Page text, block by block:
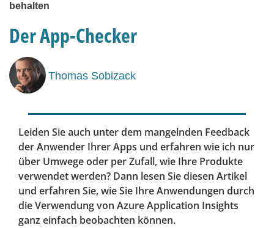
behalten
Der App-Checker
Thomas Sobizack
Leiden Sie auch unter dem mangelnden Feedback
der Anwender Ihrer Apps und erfahren wie ich nur
über Umwege oder per Zufall, wie Ihre Produkte
verwendet werden? Dann lesen Sie diesen Artikel
und erfahren Sie, wie Sie Ihre Anwendungen durch
die Verwendung von Azure Application Insights
ganz einfach beobachten können.